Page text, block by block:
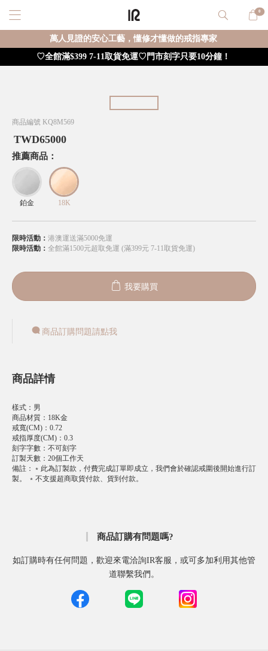
0
萬人見證的安心工藝，懂修才懂做的戒指專家
♡全館滿$399 7-11取貨免運♡門市刻字只要10分鐘！
商品編號 KQ8M569
TWD65000
推薦商品：
鉑金 18K
限時活動： 港澳運送滿5000免運
限時活動： 全館滿1500元超取免運 (滿399元 7-11取貨免運)
我要購買
商品訂購問題請點我
商品詳情
樣式 ： 男
商品材質 ： 18K金
戒寬(CM) ： 0.72
戒指厚度(CM) ： 0.3
刻字字數 ： 不可刻字
訂製天數 ： 20個工作天
備註 ： ﹡此為訂製款，付費完成訂單即成立，我們會於確認戒圍後開始進行訂
製。 ﹡不支援超商取貨付款、貨到付款。
商品訂購有問題嗎?
如訂購時有任何問題，歡迎來電洽詢IR客服，或可多加利用其他管
道聯繫我們。